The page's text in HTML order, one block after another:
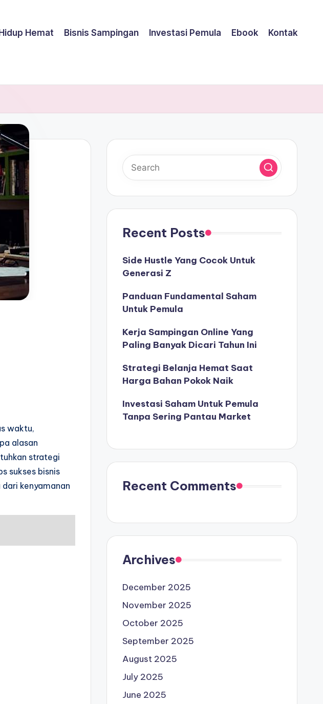
Hidup Hemat Bisnis Sampingan Investasi Pemula Ebook Kontak
waktu,
alasan
strategi
sukses bisnis
kenyamanan
Recent Posts
Side Hustle Yang Cocok Untuk
Generasi Z
Panduan Fundamental Saham
Untuk Pemula
Kerja Sampingan Online Yang
Paling Banyak Dicari Tahun Ini
Strategi Belanja Hemat Saat
Harga Bahan Pokok Naik
Investasi Saham Untuk Pemula
Tanpa Sering Pantau Market
Recent Comments
Archives
December 2025
November 2025
October 2025
September 2025
August 2025
July 2025
June 2025